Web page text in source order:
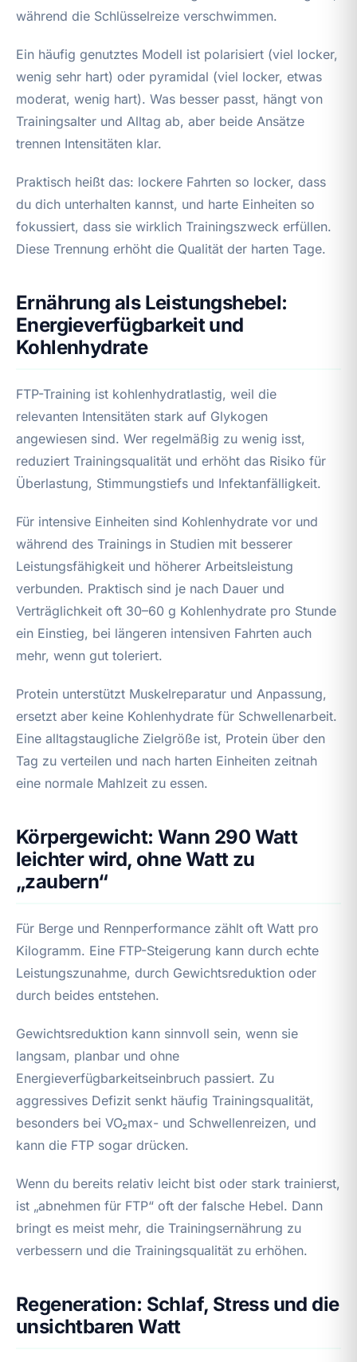
während die Schlüsselreize verschwimmen.
Ein häufig genutztes Modell ist polarisiert (viel locker,
wenig sehr hart) oder pyramidal (viel locker, etwas
moderat, wenig hart). Was besser passt, hängt von
Trainingsalter und Alltag ab, aber beide Ansätze
trennen Intensitäten klar.
Praktisch heißt das: lockere Fahrten so locker, dass
du dich unterhalten kannst, und harte Einheiten so
fokussiert, dass sie wirklich Trainingszweck erfüllen.
Diese Trennung erhöht die Qualität der harten Tage.
Ernährung als Leistungshebel:
Energieverfügbarkeit und
Kohlenhydrate
FTP-Training ist kohlenhydratlastig, weil die
relevanten Intensitäten stark auf Glykogen
angewiesen sind. Wer regelmäßig zu wenig isst,
reduziert Trainingsqualität und erhöht das Risiko für
Überlastung, Stimmungstiefs und Infektanfälligkeit.
Für intensive Einheiten sind Kohlenhydrate vor und
während des Trainings in Studien mit besserer
Leistungsfähigkeit und höherer Arbeitsleistung
verbunden. Praktisch sind je nach Dauer und
Verträglichkeit oft 30–60 g Kohlenhydrate pro Stunde
ein Einstieg, bei längeren intensiven Fahrten auch
mehr, wenn gut toleriert.
Protein unterstützt Muskelreparatur und Anpassung,
ersetzt aber keine Kohlenhydrate für Schwellenarbeit.
Eine alltagstaugliche Zielgröße ist, Protein über den
Tag zu verteilen und nach harten Einheiten zeitnah
eine normale Mahlzeit zu essen.
Körpergewicht: Wann 290 Watt
leichter wird, ohne Watt zu
„zaubern“
Für Berge und Rennperformance zählt oft Watt pro
Kilogramm. Eine FTP-Steigerung kann durch echte
Leistungszunahme, durch Gewichtsreduktion oder
durch beides entstehen.
Gewichtsreduktion kann sinnvoll sein, wenn sie
langsam, planbar und ohne
Energieverfügbarkeitseinbruch passiert. Zu
aggressives Defizit senkt häufig Trainingsqualität,
besonders bei VO₂max- und Schwellenreizen, und
kann die FTP sogar drücken.
Wenn du bereits relativ leicht bist oder stark trainierst,
ist „abnehmen für FTP“ oft der falsche Hebel. Dann
bringt es meist mehr, die Trainingsernährung zu
verbessern und die Trainingsqualität zu erhöhen.
Regeneration: Schlaf, Stress und die
unsichtbaren Watt